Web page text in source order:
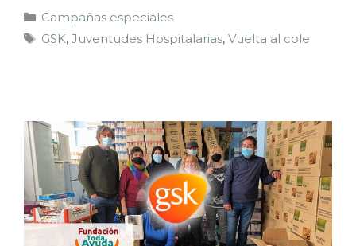
Campañas especiales
GSK, Juventudes Hospitalarias, Vuelta al cole